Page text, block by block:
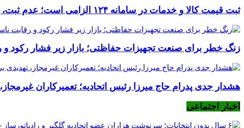
ثبت قیمت کالا و خدمات در سامانه ۱۲۴ الزامی است؛ عدم ثبت، پس از ۱۵ روز تخلف محسوب می‌شود
زنگ خطر برای صنعت تجهیزات حفاظتی؛ بازار زیر فشار رکود و
هشدار جدی پدرام حاج میرزا رئیس اتحادیه؛ تعمیرکاران
اخبار اجتماعی